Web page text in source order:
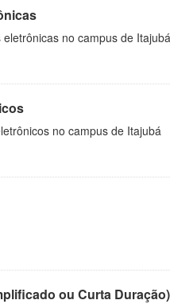
no campus de Itajubá
no campus de Itajubá
ou Curta Duração)